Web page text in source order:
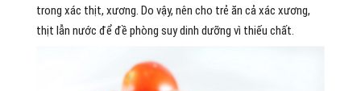
trong xác thịt, xương. Do vậy, nên cho trẻ ăn cả xác xương,
thịt lẫn nước để đề phòng suy dinh dưỡng vì thiếu chất.